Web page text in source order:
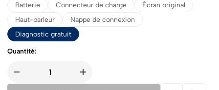
Batterie Connecteur de charge
Écran original
Haut-parleur
Nappe de connexion
Diagnostic gratuit
Quantité: